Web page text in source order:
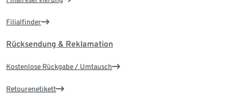
Filialfinder
Rücksendung & Reklamation
Kostenlose Rückgabe / Umtausch
Retourenetikett